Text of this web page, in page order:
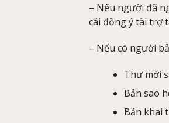
– Nếu người đã
cái đồng ý tài trợ
– Nếu có người
Thư mời
Bản sao
Bản khai